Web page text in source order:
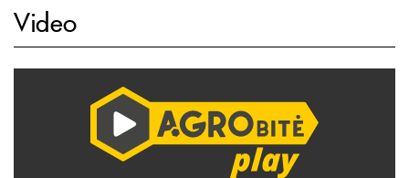
Video